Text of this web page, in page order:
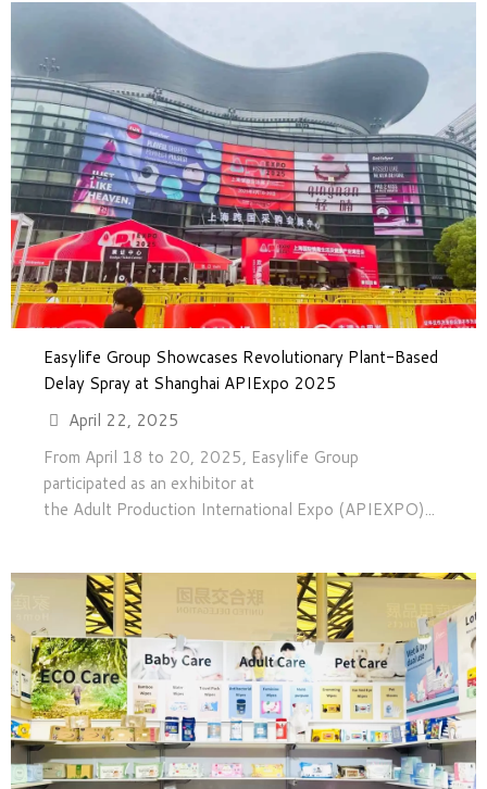
Easylife Group Showcases Revolutionary Plant-Based
Delay Spray at Shanghai APIExpo 2025
April 22, 2025
From April 18 to 20, 2025, Easylife Group
participated as an exhibitor at
the Adult Production International Expo (APIEXPO)...